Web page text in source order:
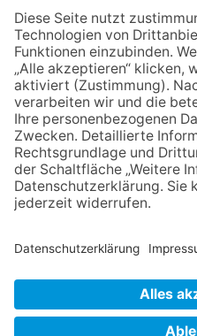
10.05.2026
für
11.05.2026
Datenschutz